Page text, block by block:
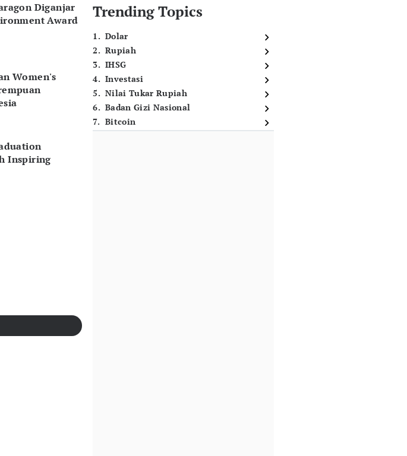
Diganjar
Award
Women's
Inspiring
Trending Topics
1. Dolar
2. Rupiah
3. IHSG
4. Investasi
5. Nilai Tukar Rupiah
6. Badan Gizi Nasional
7. Bitcoin